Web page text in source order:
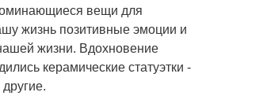
вещи для
жизнь позитивные эмоции и
жизни. Вдохновение
керамические статуэтки -